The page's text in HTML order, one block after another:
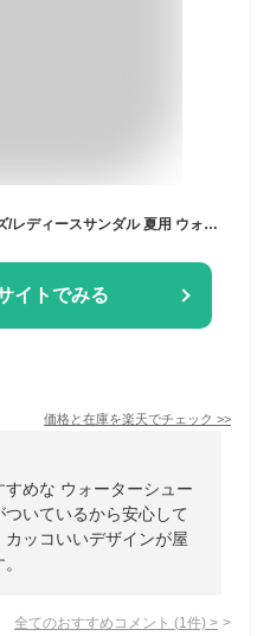
【男女兼用】軽量 滑り止め メンズ/レディースサンダル 夏用 ウォーターシューズ アウトドア 川遊び 防護トゥ 柔らかソール
イトでみる
価格と在庫を楽天でチェック >>
めな ウォーターシュー
いているから安心して
ッコいいデザインが屋
全てのおすすめコメント (1 件) >